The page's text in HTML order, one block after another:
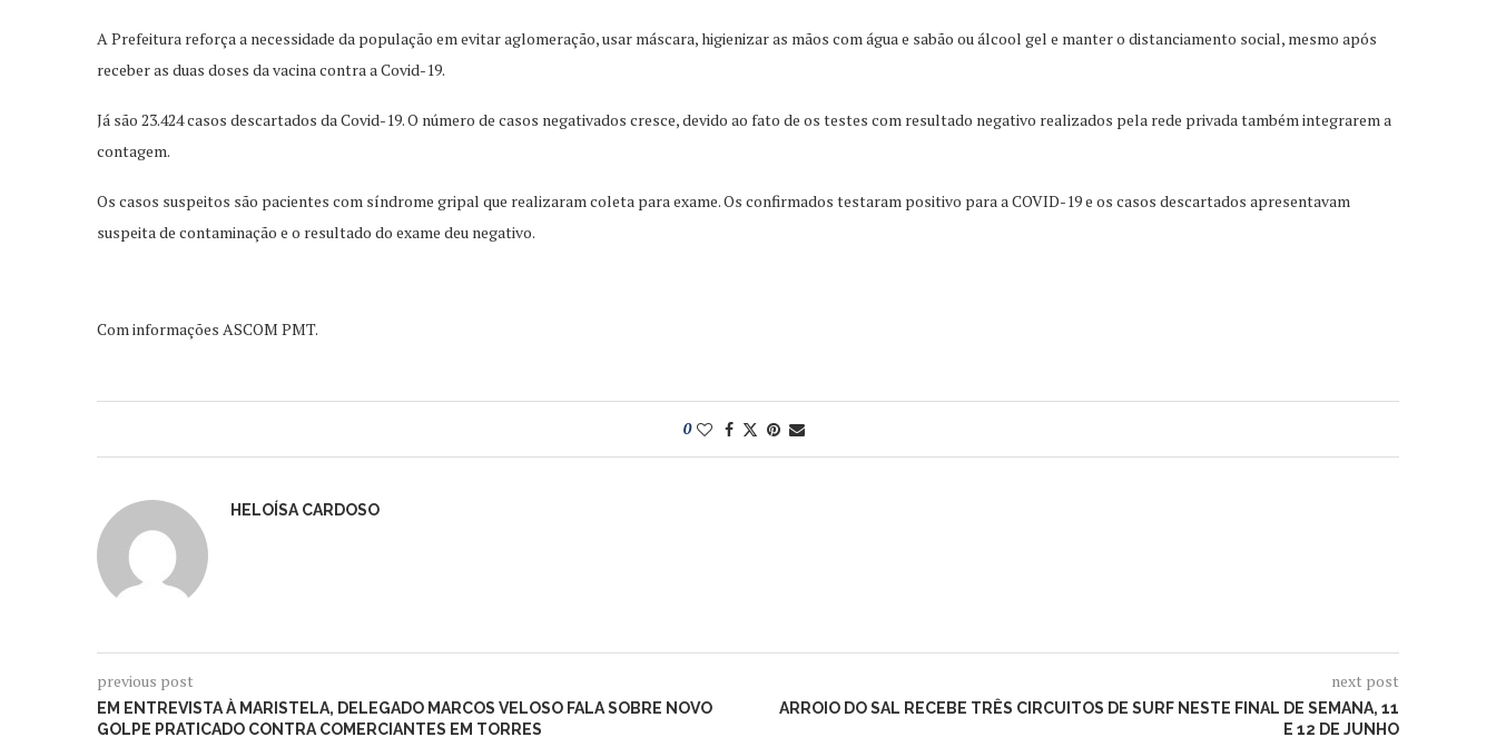
A Prefeitura reforça a necessidade da população em evitar aglomeração, usar máscara, higienizar as mãos com água e sabão ou álcool gel e manter o distanciamento social, mesmo após
receber as duas doses da vacina contra a Covid-19.
Já são 23.424 casos descartados da Covid-19. O número de casos negativados cresce, devido ao fato de os testes com resultado negativo realizados pela rede privada também integrarem a
contagem.
Os casos suspeitos são pacientes com síndrome gripal que realizaram coleta para exame. Os confirmados testaram positivo para a COVID-19 e os casos descartados apresentavam
suspeita de contaminação e o resultado do exame deu negativo.
Com informações ASCOM PMT.
0
HELOÍSA CARDOSO
previous post
EM ENTREVISTA À MARISTELA, DELEGADO MARCOS VELOSO FALA SOBRE NOVO
GOLPE PRATICADO CONTRA COMERCIANTES EM TORRES
next post
ARROIO DO SAL RECEBE TRÊS CIRCUITOS DE SURF NESTE FINAL DE SEMANA, 11
E 12 DE JUNHO